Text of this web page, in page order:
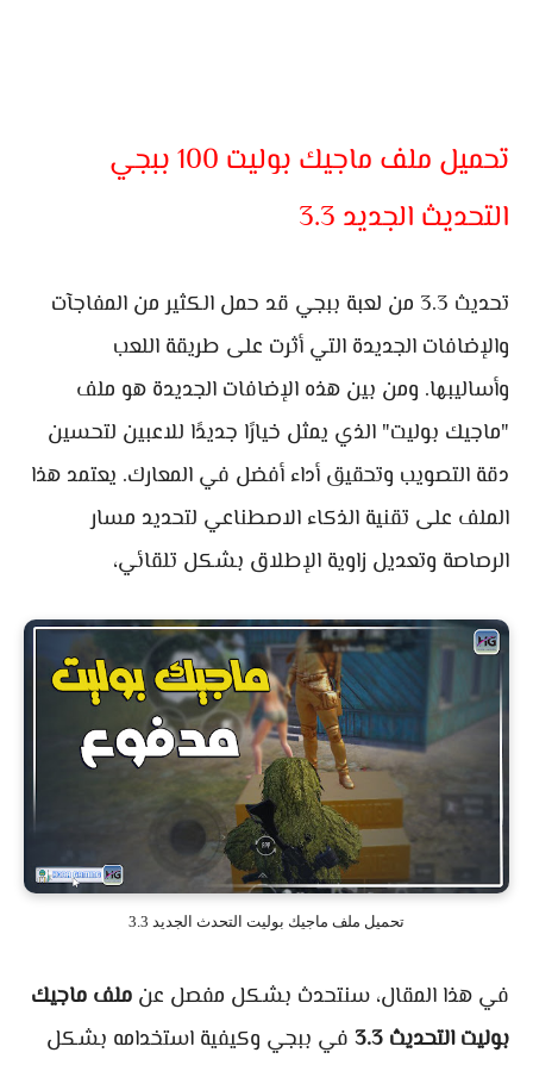
تحميل ملف ماجيك بوليت 100 ببجي
التحديث الجديد 3.3
تحديث 3.3 من لعبة ببجي قد حمل الكثير من المفاجآت
والإضافات الجديدة التي أثرت على طريقة اللعب
وأساليبها. ومن بين هذه الإضافات الجديدة هو ملف
"ماجيك بوليت" الذي يمثل خيارًا جديدًا للاعبين لتحسين
دقة التصويب وتحقيق أداء أفضل في المعارك. يعتمد هذا
الملف على تقنية الذكاء الاصطناعي لتحديد مسار
الرصاصة وتعديل زاوية الإطلاق بشكل تلقائي،
تحميل ملف ماجيك بوليت التحدث الجديد 3.3
في هذا المقال، سنتحدث بشكل مفصل عن ملف ماجيك
بوليت التحديث 3.3
في ببجي وكيفية استخدامه بشكل